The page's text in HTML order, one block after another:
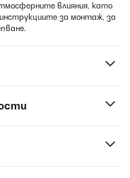
влияния, като
за монтаж, за